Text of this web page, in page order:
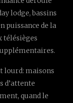
lodge, bassins
puissance de la
télésièges
lourd: maisons
d’attente
quand le